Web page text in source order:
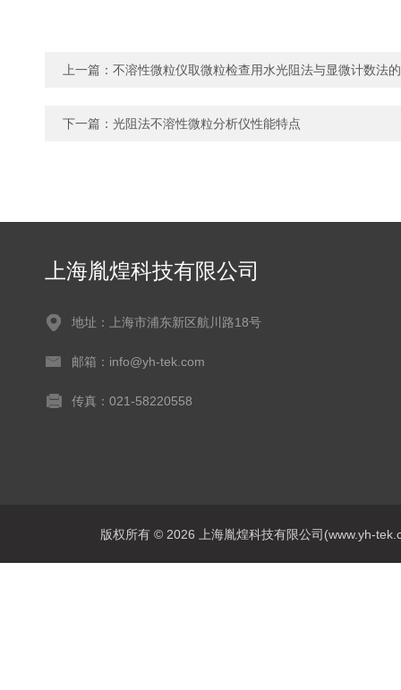
上一篇： 不溶性微粒仪取微粒检查用水光阻法与显微计数法
下一篇： 光阻法不溶性微粒分析仪性能特点
上海胤煌科技有限公司
地址：上海市浦东新区航川路18号
邮箱：info@yh-tek.com
传真：021-58220558
版权所有 © 2026 上海胤煌科技有限公司(www.yh-